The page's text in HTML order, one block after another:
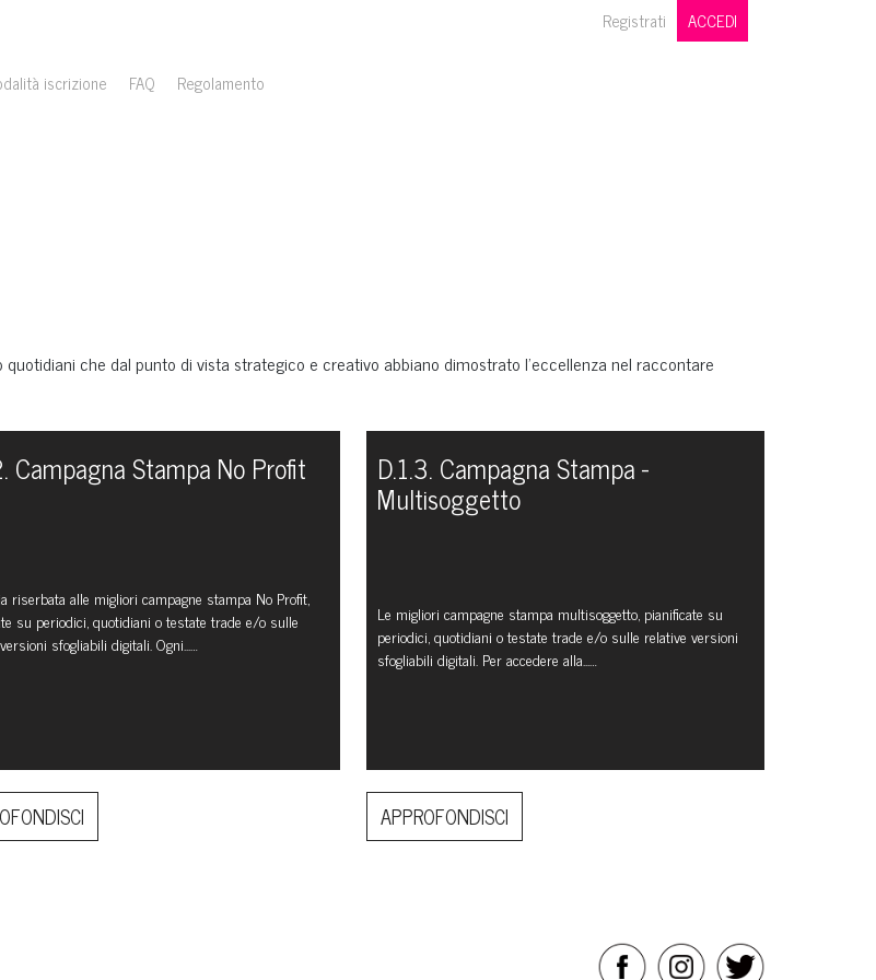
iscrizione FAQ Regolamento
Registrati ACCEDI
che dal punto di vista strategico e creativo abbiano dimostrato l’eccellenza nel raccontare
Campagna Stampa No Profit
riserbata alle migliori campagne stampa No Profit,
su periodici, quotidiani o testate trade e/o sulle
sfogliabili digitali. Ogni...…
D.1.3. Campagna Stampa -
Multisoggetto
Le migliori campagne stampa multisoggetto, pianificate su
periodici, quotidiani o testate trade e/o sulle relative versioni
sfogliabili digitali. Per accedere alla...…
APPROFONDISCI